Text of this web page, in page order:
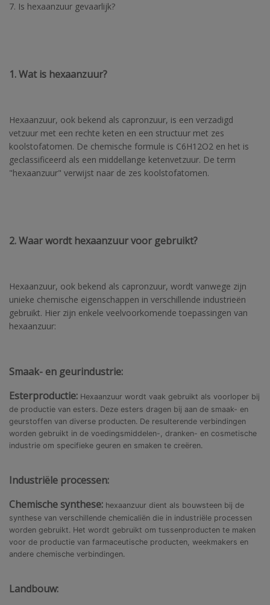
7. Is hexaanzuur gevaarlijk?
1. Wat is hexaanzuur?
Hexaanzuur, ook bekend als capronzuur, is een verzadigd
vetzuur met een rechte keten en een structuur met zes
koolstofatomen. De chemische formule is C6H12O2 en het is
geclassificeerd als een middellange ketenvetzuur. De term
"hexaanzuur" verwijst naar de zes koolstofatomen.
2. Waar wordt hexaanzuur voor gebruikt?
Hexaanzuur, ook bekend als capronzuur, wordt vanwege zijn
unieke chemische eigenschappen in verschillende industrieën
gebruikt. Hier zijn enkele veelvoorkomende toepassingen van
hexaanzuur:
Smaak- en geurindustrie:
Esterproductie: Hexaanzuur wordt vaak gebruikt als voorloper bij
de productie van esters. Deze esters dragen bij aan de smaak- en
geurstoffen van diverse producten. De resulterende verbindingen
worden gebruikt in de voedingsmiddelen-, dranken- en cosmetische
industrie om specifieke geuren en smaken te creëren.
Industriële processen:
Chemische synthese: hexaanzuur dient als bouwsteen bij de
synthese van verschillende chemicaliën die in industriële processen
worden gebruikt. Het wordt gebruikt om tussenproducten te maken
voor de productie van farmaceutische producten, weekmakers en
andere chemische verbindingen.
Landbouw: